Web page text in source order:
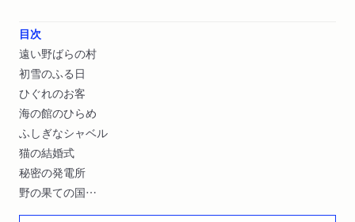
目次
遠い野ばらの村
初雪のふる日
ひぐれのお客
海の館のひらめ
ふしぎなシャベル
猫の結婚式
秘密の発電所
野の果ての国
エプロンをかけためんどり